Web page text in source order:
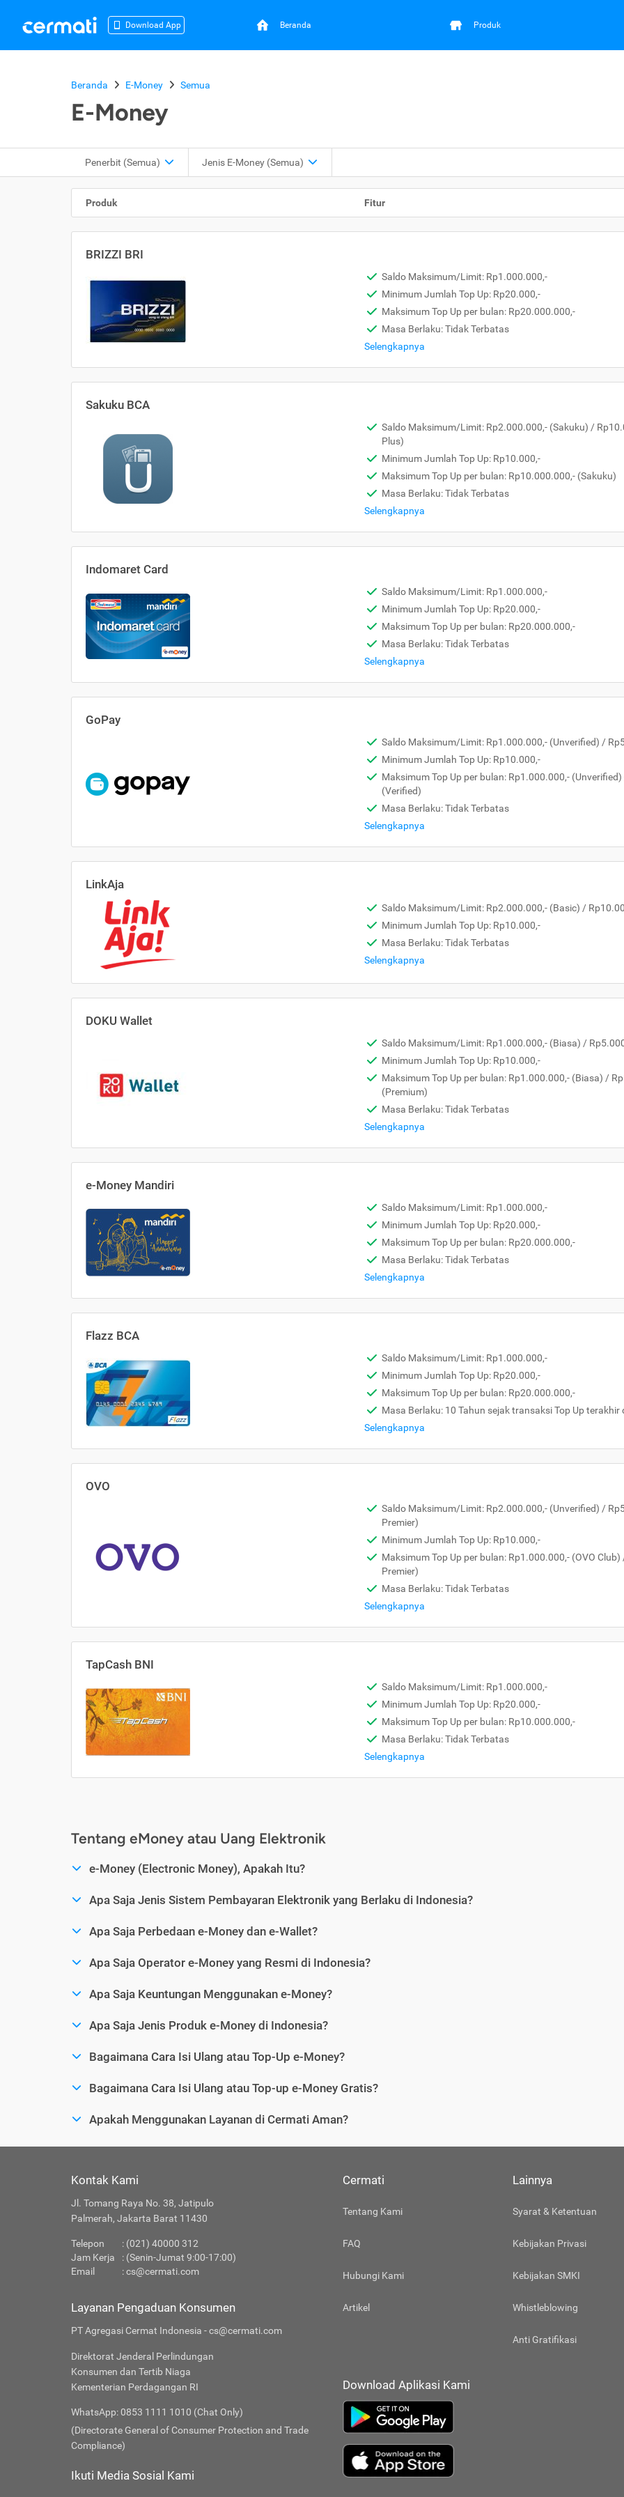
Download App Beranda Produk
Beranda E-Money Semua
E-Money
Penerbit (Semua) Jenis E-Money (Semua)
Produk Fitur
BRIZZI BRI
Saldo Maksimum/Limit: Rp1.000.000,-
Minimum Jumlah Top Up: Rp20.000,-
Maksimum Top Up per bulan: Rp20.000.000,-
Masa Berlaku: Tidak Terbatas
Selengkapnya
Sakuku BCA
Saldo Maksimum/Limit: Rp2.000.000,- (Sakuku) /
Plus)
Minimum Jumlah Top Up: Rp10.000,-
Maksimum Top Up per bulan: Rp10.000.000,- (Sakuku)
Masa Berlaku: Tidak Terbatas
Selengkapnya
Indomaret Card
Saldo Maksimum/Limit: Rp1.000.000,-
Minimum Jumlah Top Up: Rp20.000,-
Maksimum Top Up per bulan: Rp20.000.000,-
Masa Berlaku: Tidak Terbatas
Selengkapnya
GoPay
Saldo Maksimum/Limit: Rp1.000.000,- (Unverified) /
Minimum Jumlah Top Up: Rp10.000,-
Maksimum Top Up per bulan: Rp1.000.000,-
(Verified)
Masa Berlaku: Tidak Terbatas
Selengkapnya
LinkAja
Saldo Maksimum/Limit: Rp2.000.000,- (Basic) /
Minimum Jumlah Top Up: Rp10.000,-
Masa Berlaku: Tidak Terbatas
Selengkapnya
DOKU Wallet
Saldo Maksimum/Limit: Rp1.000.000,- (Biasa) /
Minimum Jumlah Top Up: Rp10.000,-
Maksimum Top Up per bulan: Rp1.000.000,- (Biasa) /
(Premium)
Masa Berlaku: Tidak Terbatas
Selengkapnya
e-Money Mandiri
Saldo Maksimum/Limit: Rp1.000.000,-
Minimum Jumlah Top Up: Rp20.000,-
Maksimum Top Up per bulan: Rp20.000.000,-
Masa Berlaku: Tidak Terbatas
Selengkapnya
Flazz BCA
Saldo Maksimum/Limit: Rp1.000.000,-
Minimum Jumlah Top Up: Rp20.000,-
Maksimum Top Up per bulan: Rp20.000.000,-
Masa Berlaku: 10 Tahun sejak transaksi Top Up terakhir
Selengkapnya
OVO
Saldo Maksimum/Limit: Rp2.000.000,- (Unverified) /
Premier)
Minimum Jumlah Top Up: Rp10.000,-
Maksimum Top Up per bulan: Rp1.000.000,- (OVO
Premier)
Masa Berlaku: Tidak Terbatas
Selengkapnya
TapCash BNI
Saldo Maksimum/Limit: Rp1.000.000,-
Minimum Jumlah Top Up: Rp20.000,-
Maksimum Top Up per bulan: Rp10.000.000,-
Masa Berlaku: Tidak Terbatas
Selengkapnya
Tentang eMoney atau Uang Elektronik
e-Money (Electronic Money), Apakah Itu?
Apa Saja Jenis Sistem Pembayaran Elektronik yang Berlaku di Indonesia?
Apa Saja Perbedaan e-Money dan e-Wallet?
Apa Saja Operator e-Money yang Resmi di Indonesia?
Apa Saja Keuntungan Menggunakan e-Money?
Apa Saja Jenis Produk e-Money di Indonesia?
Bagaimana Cara Isi Ulang atau Top-Up e-Money?
Bagaimana Cara Isi Ulang atau Top-up e-Money Gratis?
Apakah Menggunakan Layanan di Cermati Aman?
Kontak Kami
Jl. Tomang Raya No. 38, Jatipulo
Palmerah, Jakarta Barat 11430
Telepon
: (021) 40000 312
Jam Kerja
: (Senin-Jumat 9:00-17:00)
Email
:cs@cermati.com
Layanan Pengaduan Konsumen
PT Agregasi Cermat Indonesia - cs@cermati.com
Direktorat Jenderal Perlindungan
Konsumen dan Tertib Niaga
Kementerian Perdagangan RI
WhatsApp: 0853 1111 1010 (Chat Only)
(Directorate General of Consumer Protection and Trade
Compliance)
Ikuti Media Sosial Kami
Cermati
Tentang Kami
FAQ
Hubungi Kami
Artikel
Lainnya
Syarat & Ketentuan
Kebijakan Privasi
Kebijakan SMKI
Whistleblowing
Anti Gratifikasi
Download Aplikasi Kami